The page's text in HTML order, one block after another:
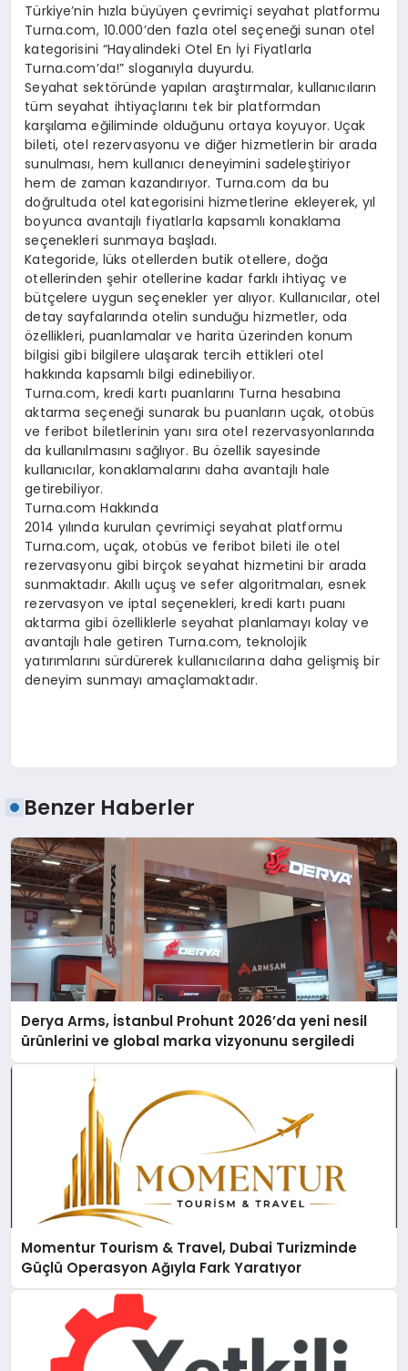
Türkiye’nin hızla büyüyen çevrimiçi seyahat platformu
Turna.com, 10.000’den fazla otel seçeneği sunan otel
kategorisini “Hayalindeki Otel En İyi Fiyatlarla
Turna.com’da!” sloganıyla duyurdu.
Seyahat sektöründe yapılan araştırmalar, kullanıcıların
tüm seyahat ihtiyaçlarını tek bir platformdan
karşılama eğiliminde olduğunu ortaya koyuyor. Uçak
bileti, otel rezervasyonu ve diğer hizmetlerin bir arada
sunulması, hem kullanıcı deneyimini sadeleştiriyor
hem de zaman kazandırıyor. Turna.com da bu
doğrultuda otel kategorisini hizmetlerine ekleyerek, yıl
boyunca avantajlı fiyatlarla kapsamlı konaklama
seçenekleri sunmaya başladı.
Kategoride, lüks otellerden butik otellere, doğa
otellerinden şehir otellerine kadar farklı ihtiyaç ve
bütçelere uygun seçenekler yer alıyor. Kullanıcılar, otel
detay sayfalarında otelin sunduğu hizmetler, oda
özellikleri, puanlamalar ve harita üzerinden konum
bilgisi gibi bilgilere ulaşarak tercih ettikleri otel
hakkında kapsamlı bilgi edinebiliyor.
Turna.com, kredi kartı puanlarını Turna hesabına
aktarma seçeneği sunarak bu puanların uçak, otobüs
ve feribot biletlerinin yanı sıra otel rezervasyonlarında
da kullanılmasını sağlıyor. Bu özellik sayesinde
kullanıcılar, konaklamalarını daha avantajlı hale
getirebiliyor.
Turna.com Hakkında
2014 yılında kurulan çevrimiçi seyahat platformu
Turna.com, uçak, otobüs ve feribot bileti ile otel
rezervasyonu gibi birçok seyahat hizmetini bir arada
sunmaktadır. Akıllı uçuş ve sefer algoritmaları, esnek
rezervasyon ve iptal seçenekleri, kredi kartı puanı
aktarma gibi özelliklerle seyahat planlamayı kolay ve
avantajlı hale getiren Turna.com, teknolojik
yatırımlarını sürdürerek kullanıcılarına daha gelişmiş bir
deneyim sunmayı amaçlamaktadır.
Benzer Haberler
Derya Arms, İstanbul Prohunt 2026’da yeni nesil
ürünlerini ve global marka vizyonunu sergiledi
Momentur Tourism & Travel, Dubai Turizminde
Güçlü Operasyon Ağıyla Fark Yaratıyor